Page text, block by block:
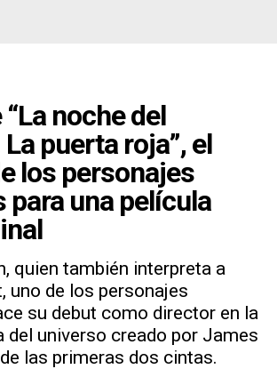
noche del
puerta roja”, el
los personajes
para una película
quien también interpreta a
uno de los personajes
su debut como director en la
del universo creado por James
las primeras dos cintas.